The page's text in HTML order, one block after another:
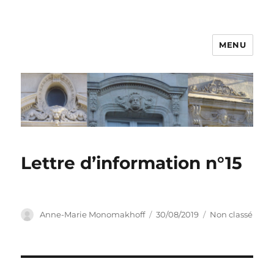
MENU
Lettre d’information n°15
Auteur
Anne-Marie Monomakhoff
Publié
30/08/2019 Catégories
Non classé